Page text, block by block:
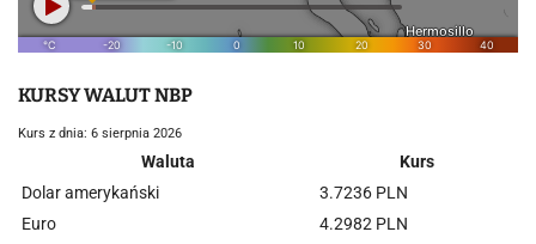
KURSY WALUT NBP
Kurs z dnia: 6 sierpnia 2026
Waluta
Kurs
Dolar amerykański
3.7236 PLN
Euro
4.2982 PLN